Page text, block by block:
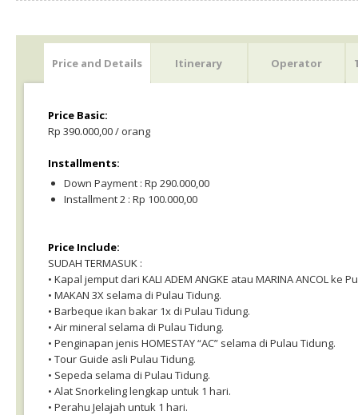
Price and Details Itinerary Operator
Price Basic:
Rp 390.000,00 / orang
Installments:
Down Payment : Rp 290.000,00
Installment 2 : Rp 100.000,00
Price Include:
SUDAH TERMASUK :
• Kapal jemput dari KALI ADEM ANGKE atau MARINA ANCOL ke
• MAKAN 3X selama di Pulau Tidung.
• Barbeque ikan bakar 1x di Pulau Tidung.
• Air mineral selama di Pulau Tidung.
• Penginapan jenis HOMESTAY “AC” selama di Pulau Tidung.
• Tour Guide asli Pulau Tidung.
• Sepeda selama di Pulau Tidung.
• Alat Snorkeling lengkap untuk 1 hari.
• Perahu Jelajah untuk 1 hari.